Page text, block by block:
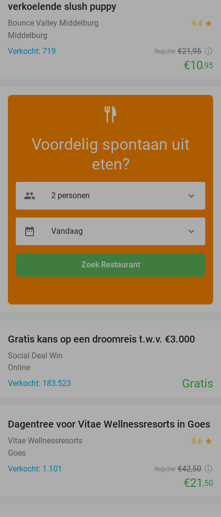
verkoelende slush puppy
Bounce Valley Middelburg 9.4 star
Middelburg
Verkocht: 719
Regulier €21,95
€10,95
Voordelig spontaan uit
eten?
Zoek Restaurant
Gratis kans op een droomreis t.w.v. €3.000
Social Deal Win
Online
Verkocht: 183.523
Gratis
49%
Dagentree voor Vitae Wellnessresorts in Goes
Vitae Wellnessresorts 9.6 star
Goes
Verkocht: 1.101
Regulier €42,50
€21 ,50